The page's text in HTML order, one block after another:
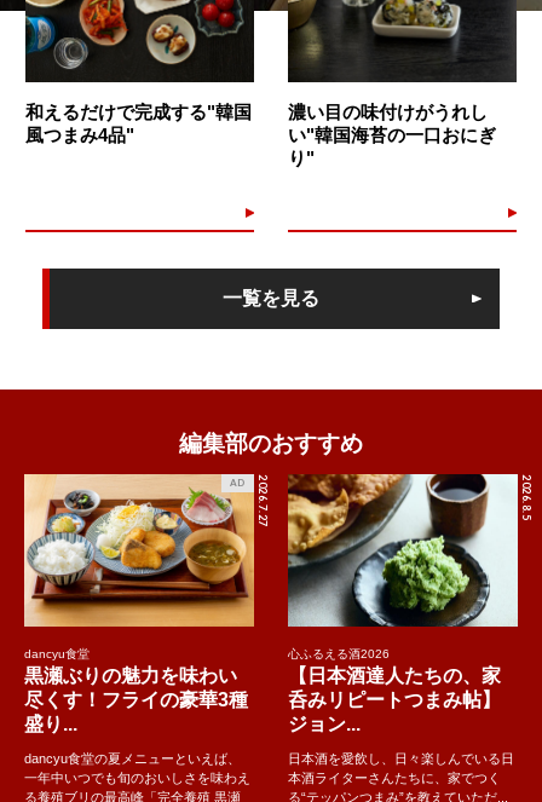
和えるだけで完成する"韓国
風つまみ4品"
濃い目の味付けがうれし
い"韓国海苔の一口おにぎ
り"
一覧を見る
編集部のおすすめ
2026.7.27
AD
dancyu食堂
黒瀬ぶりの魅力を味わい
尽くす！フライの豪華3種
盛り...
dancyu食堂の夏メニューといえば、
一年中いつでも旬のおいしさを味わえ
る養殖ブリの最高峰「完全養殖 黒瀬
2026.8.5
心ふるえる酒2026
【日本酒達人たちの、家
呑みリピートつまみ帖】
ジョン...
日本酒を愛飲し、日々楽しんでいる日
本酒ライターさんたちに、家でつく
る“テッパンつまみ”を教えていただ...